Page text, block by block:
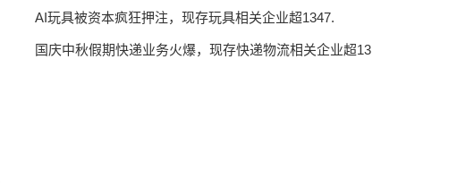
AI玩具被资本疯狂押注，现存玩具相关企业超1347.
国庆中秋假期快递业务火爆，现存快递物流相关企业超13